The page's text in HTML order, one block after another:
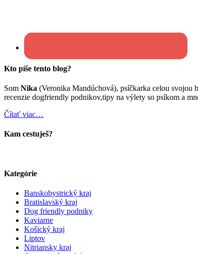
Kto píše tento blog?
Som Nika (Veronika Mandúchová), psíčkarka celou svojou
recenzie dogfriendly podnikov,tipy na výlety so psíkom a
Čítať viac…
Kam cestuješ?
Kategórie
Banskobystrický kraj
Bratislavský kraj
Dog friendly podniky
Kaviarne
Košický kraj
Liptov
Nitriansky kraj